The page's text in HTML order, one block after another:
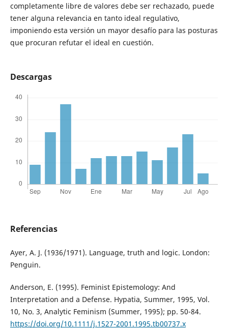
completamente libre de valores debe ser rechazado, puede
tener alguna relevancia en tanto ideal regulativo,
imponiendo esta versión un mayor desafío para las posturas
que procuran refutar el ideal en cuestión.
Descargas
Referencias
Ayer, A. J. (1936/1971). Language, truth and logic. London:
Penguin.
Anderson, E. (1995). Feminist Epistemology: And
Interpretation and a Defense. Hypatia, Summer, 1995, Vol.
10, No. 3, Analytic Feminism (Summer, 1995); pp. 50-84.
https://doi.org/10.1111/j.1527-2001.1995.tb00737.x